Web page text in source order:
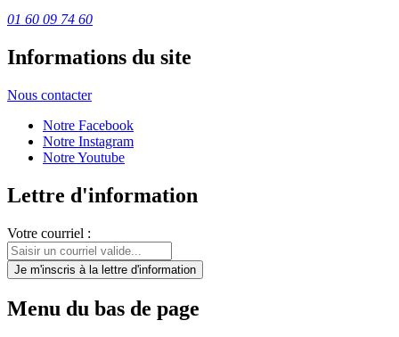
01 60 09 74 60
Informations du site
Nous contacter
Notre Facebook
Notre Instagram
Notre Youtube
Lettre d'information
Votre courriel :
Je m'inscris à la lettre d'information
Menu du bas de page